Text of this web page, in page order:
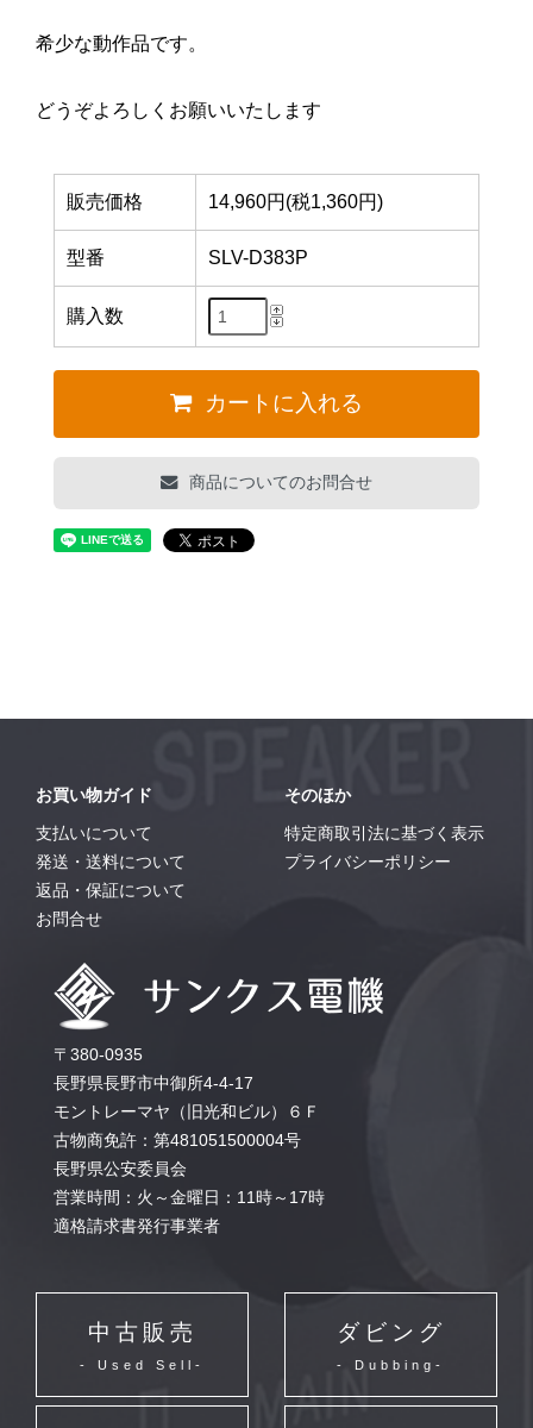
希少な動作品です。
どうぞよろしくお願いいたします
販売価格 14,960円(税1,360円)
型番 SLV-D383P
購入数
カートに入れる
商品についてのお問合せ
お買い物ガイド
支払いについて
発送・送料について
返品・保証について
お問合せ
そのほか
特定商取引法に基づく表示
プライバシーポリシー
〒380-0935
長野県長野市中御所4-4-17
モントレーマヤ（旧光和ビル）６Ｆ
古物商免許：第481051500004号
長野県公安委員会
営業時間：火～金曜日：11時～17時
適格請求書発行事業者
中古販売
- Used Sell-
ダビング
- Dubbing-